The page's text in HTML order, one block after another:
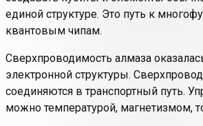
единой структуре. Это путь к
квантовым чипам.
Сверхпроводимость алмаза
электронной структуры.
соединяются в транспортный путь.
можно температурой, магнетизмом,